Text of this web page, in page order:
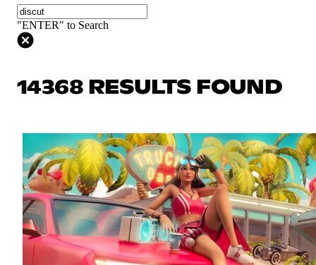
"ENTER" to Search
14368 RESULTS FOUND